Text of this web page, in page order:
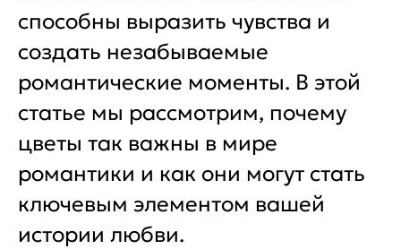
способны выразить чувства и
создать незабываемые
романтические моменты. В этой
статье мы рассмотрим, почему
цветы так важны в мире
романтики и как они могут стать
ключевым элементом вашей
истории любви.